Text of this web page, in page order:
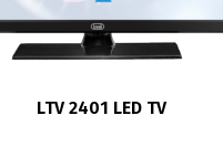
LTV 2401 LED TV